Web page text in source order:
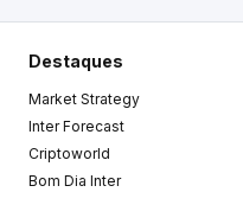
Destaques
Market Strategy
Inter Forecast
Criptoworld
Bom Dia Inter